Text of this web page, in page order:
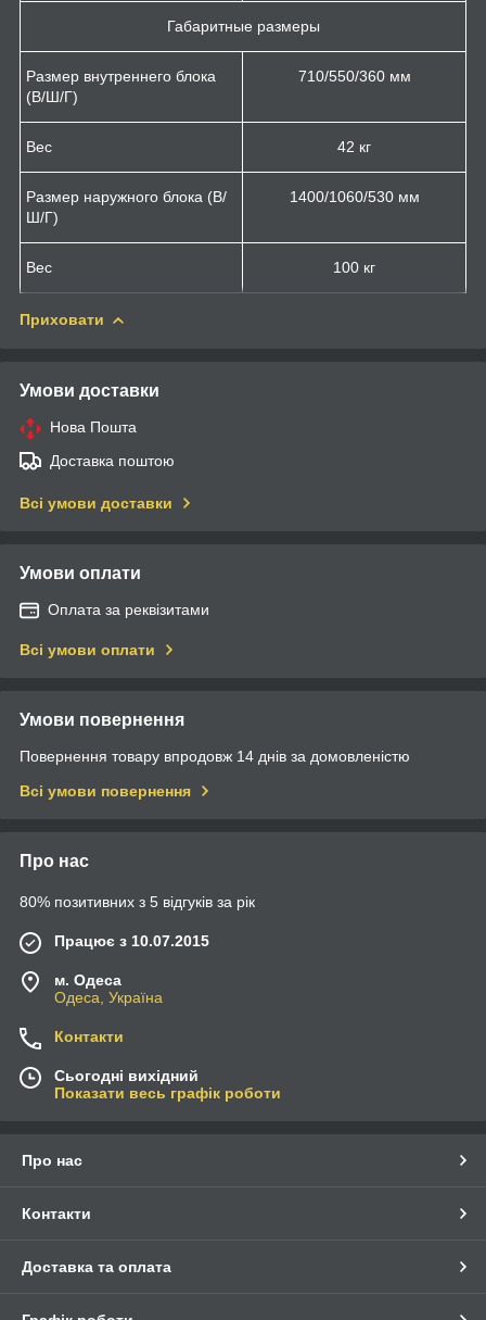
Габаритные размеры
Размер внутреннего блока
(В/Ш/Г)
710/550/360 мм
Вес 42 кг
Размер наружного блока (В/
Ш/Г)
1400/1060/530 мм
Вес 100 кг
Приховати
Умови доставки
Нова Пошта
Доставка поштою
Всі умови доставки
Умови оплати
Оплата за реквізитами
Всі умови оплати
Умови повернення
Повернення товару впродовж 14 днів за домовленістю
Всі умови повернення
Про нас
80% позитивних з 5 відгуків за рік
Працює з 10.07.2015
м. Одеса
Одеса, Україна
Контакти
Сьогодні вихідний
Показати весь графік роботи
Про нас
Контакти
Доставка та оплата